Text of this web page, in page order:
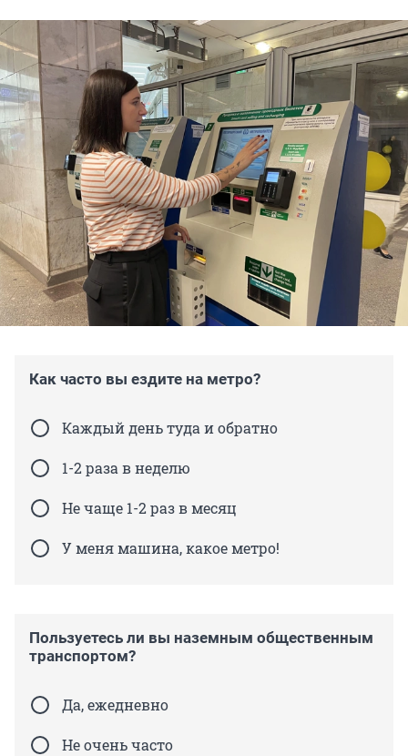
Как часто вы ездите на метро?
Каждый день туда и обратно
1-2 раза в неделю
Не чаще 1-2 раз в месяц
У меня машина, какое метро!
Пользуетесь ли вы наземным общественным
транспортом?
Да, ежедневно
Не очень часто